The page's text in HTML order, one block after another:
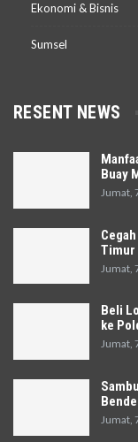
Ekonomi & Bisnis
Sumsel
RESENT NEWS
Buay
Jumat,
Timur
Jumat,
Beli
ke
Jumat,
Jumat,